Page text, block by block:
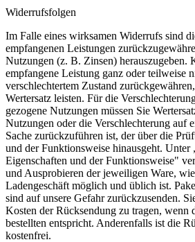
Widerrufsfolgen
Im Falle eines wirksamen Widerrufs sind
empfangenen Leistungen
Nutzungen (z. B. Zinsen) herauszugeben.
empfangene Leistung ganz oder teilweise
verschlechtertem Zustand
Wertersatz leisten. Für die
gezogene Nutzungen müssen Sie
Nutzungen oder die Verschlechterung auf
Sache zurückzuführen ist, der über die
und der Funktionsweise hinausgeht. Unter
Eigenschaften und der Funktionsweise"
und Ausprobieren der jeweiligen Ware,
Ladengeschäft möglich und üblich ist.
sind auf unsere Gefahr zurückzusenden.
Kosten der Rücksendung zu tragen, wenn
bestellten entspricht. Anderenfalls ist die
kostenfrei.